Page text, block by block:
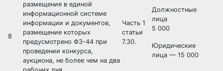
8
размещения в единой
информационной системе
информации и документов,
размещение которых
предусмотрено ФЗ-44 при
проведении конкурса,
аукциона, не более чем на два
Часть 1
статьи
7.30.
Должностные
лица
5 000
Юридические
лица — 15 000